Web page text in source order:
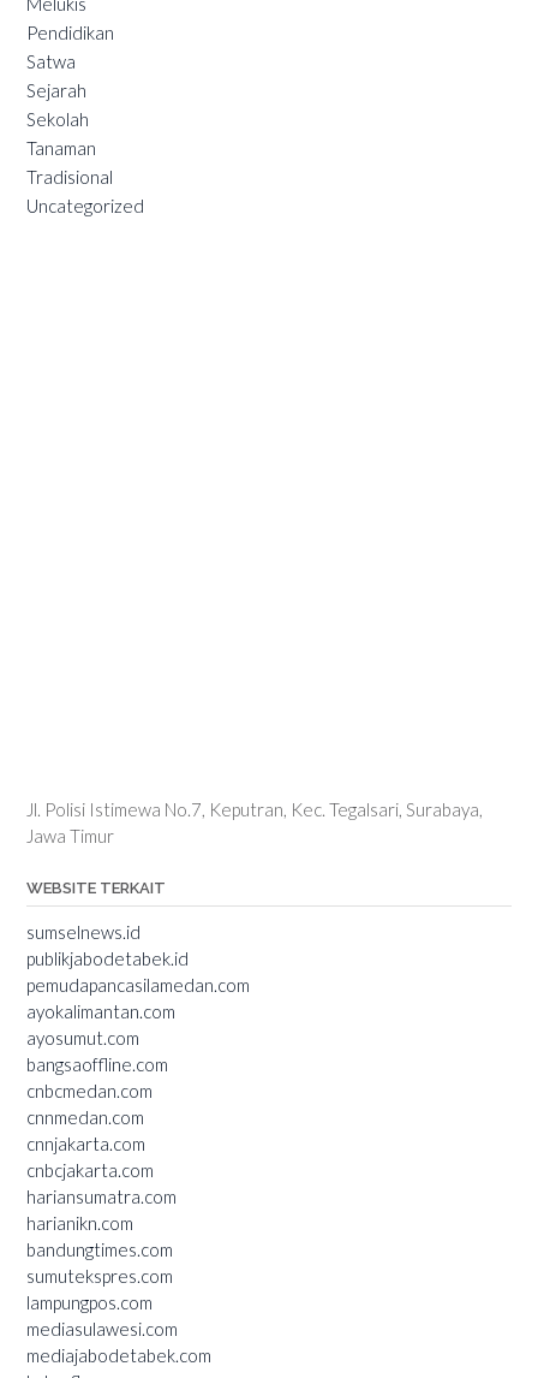
Pendidikan
Satwa
Sejarah
Sekolah
Tanaman
Tradisional
Uncategorized
Jl. Polisi Istimewa No.7, Keputran, Kec. Tegalsari, Surabaya,
Jawa Timur
WEBSITE TERKAIT
sumselnews.id
publikjabodetabek.id
pemudapancasilamedan.com
ayokalimantan.com
ayosumut.com
bangsaoffline.com
cnbcmedan.com
cnnmedan.com
cnnjakarta.com
cnbcjakarta.com
hariansumatra.com
harianikn.com
bandungtimes.com
sumutekspres.com
lampungpos.com
mediasulawesi.com
mediajabodetabek.com